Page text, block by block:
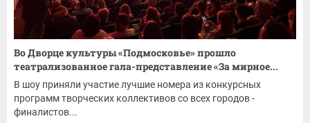
Во Дворце культуры «Подмосковье» прошло
театрализованное гала-представление «За мирное...
В шоу приняли участие лучшие номера из конкурсных
программ творческих коллективов со всех городов -
финалистов...